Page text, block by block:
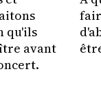
qu'ils
avant